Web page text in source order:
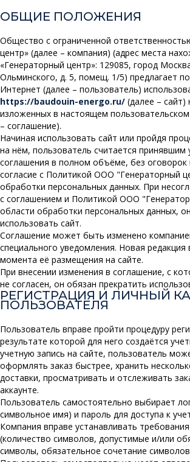
ОБЩИЕ ПОЛОЖЕНИЯ
Общество с ограниченной
центр» (далее – компания) (адрес места
«Генераторный центр»: 129085, город
Ольминского, д. 5, помещ. 1/5) предлагает
Интернет (далее – пользователь)
https://baudouin-energo.ru/ (далее – сайт)
изложенных в настоящем
– соглашение).
Начиная использовать сайт или пройдя
на нём, пользователь считается принявшим
соглашения в полном объёме, без оговорок
согласие с Политикой ООО "Генераторный
обработки персональных данных. При
с соглашением и Политикой ООО
области обработки персональных данных,
использовать сайт.
Соглашение может быть изменено
специального уведомления. Новая редакция
момента её размещения на сайте.
При внесении изменения в соглашение, с
не согласен, он обязан прекратить
РЕГИСТРАЦИЯ И ЛИЧНЫЙ
ПОЛЬЗОВАТЕЛЯ
Пользователь вправе пройти процедуру
результате которой для него создаётся
учетную запись на сайте, пользователь
оформлять заказ быстрее, хранить
доставки, просматривать и отслеживать
аккаунте.
Пользователь самостоятельно выбирает
символьное имя) и пароль для доступа к
Компания вправе устанавливать
(количество символов, допустимые и/или
символы, обязательное сочетание символов